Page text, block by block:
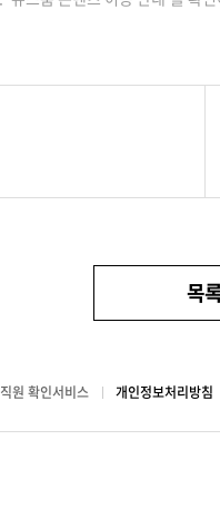
목
원 확인서비스 개인정보처리방침